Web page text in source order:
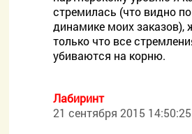
стремилась (что видно по
динамике моих заказов),
только что все
убиваются на корню.
Лабиринт
21 сентября 2015 14:50:25